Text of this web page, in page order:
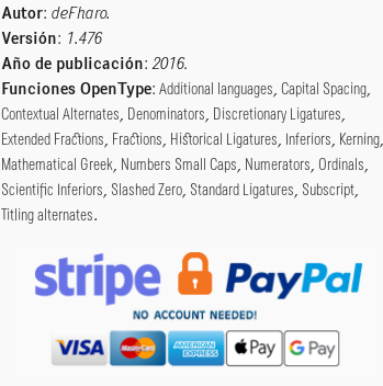
Autor: deFharo.
Versión: 1.476
Año de publicación: 2016.
Funciones OpenType: Additional languages, Capital Spacing,
Contextual Alternates, Denominators, Discretionary Ligatures,
Extended Fractions, Fractions, Historical Ligatures, Inferiors, Kerning,
Mathematical Greek, Numbers Small Caps, Numerators, Ordinals,
Scientific Inferiors, Slashed Zero, Standard Ligatures, Subscript,
Titling alternates.